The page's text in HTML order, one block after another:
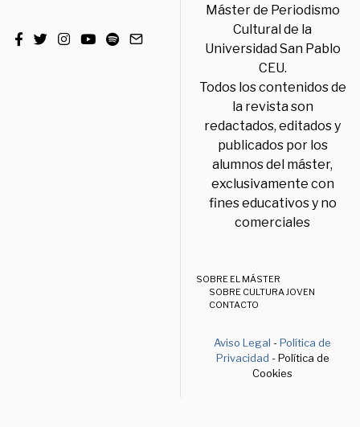
Máster de Periodismo
Cultural de la
Universidad San Pablo
CEU.
Todos los contenidos de
la revista son
redactados, editados y
publicados por los
alumnos del máster,
exclusivamente con
fines educativos y no
comerciales
SOBRE EL MÁSTER
SOBRE CULTURA JOVEN
CONTACTO
Aviso Legal -Política de
Privacidad - Política de
Cookies